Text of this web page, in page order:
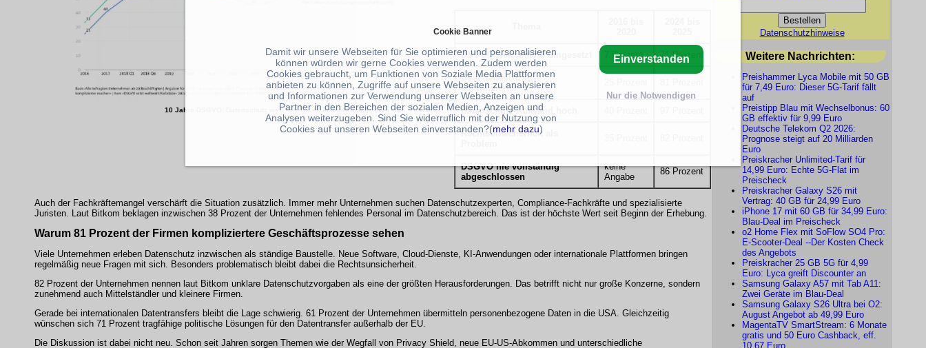
10 Jahre DSGVO: Datenschutz wird für Firmen immer komplizierter -Bild: © Bitkom
DSGVO weitgehend umgesetzt 7 Prozent 71 Prozent
Geschäftsprozesse
komplizierter
Datenschutz-Aufwand hoch
Rechtsunsicherheit als
DSGVO nie vollständig
abgeschlossen
keine
Angabe
86 Prozent
Auch der Fachkräftemangel verschärft die Situation zusätzlich. Immer mehr Unternehmen suchen Datenschutzexperten, Compliance-Fachkräfte und spezialisierte
Juristen. Laut Bitkom beklagen inzwischen 38 Prozent der Unternehmen fehlendes Personal im Datenschutzbereich. Das ist der höchste Wert seit Beginn der Erhebung.
Warum 81 Prozent der Firmen kompliziertere Geschäftsprozesse sehen
Viele Unternehmen erleben Datenschutz inzwischen als ständige Baustelle. Neue Software, Cloud-Dienste, KI-Anwendungen oder internationale Plattformen bringen
regelmäßig neue Fragen mit sich. Besonders problematisch bleibt dabei die Rechtsunsicherheit.
82 Prozent der Unternehmen nennen laut Bitkom unklare Datenschutzvorgaben als eine der größten Herausforderungen. Das betrifft nicht nur große Konzerne, sondern
zunehmend auch Mittelständler und kleinere Firmen.
Gerade bei internationalen Datentransfers bleibt die Lage schwierig. 61 Prozent der Unternehmen übermitteln personenbezogene Daten in die USA. Gleichzeitig
wünschen sich 71 Prozent tragfähige politische Lösungen für den Datentransfer außerhalb der EU.
Die Diskussion ist dabei nicht neu. Schon seit Jahren sorgen Themen wie der Wegfall von Privacy Shield, neue EU-US-Abkommen und unterschiedliche
Datenschutzhinweise
Weitere Nachrichten:
Preishammer Lyca Mobile mit 50 GB
für 7,49 Euro: Dieser 5G-Tarif fällt
auf
Preistipp Blau mit Wechselbonus: 60
GB effektiv für 9,99 Euro
Deutsche Telekom Q2 2026:
Prognose steigt auf 20 Milliarden
Euro
Preiskracher Unlimited-Tarif für
14,99 Euro: Echte 5G-Flat im
Preischeck
Preiskracher Galaxy S26 mit
Vertrag: 40 GB für 24,99 Euro
iPhone 17 mit 60 GB für 34,99 Euro:
Blau-Deal im Preischeck
o2 Home Flex mit SoFlow SO4 Pro:
E-Scooter-Deal --Der Kosten Check
des Angebots
Preiskracher 25 GB 5G für 4,99
Euro: Lyca greift Discounter an
Samsung Galaxy A57 mit Tab A11:
Zwei Geräte im Blau-Deal
Samsung Galaxy S26 Ultra bei O2:
August Angebot ab 49,99 Euro
MagentaTV SmartStream: 6 Monate
gratis und 50 Euro Cashback, eff.
10,67 Euro
Cookie Banner
Damit wir unsere Webseiten für Sie optimieren und personalisieren
können würden wir gerne Cookies verwenden. Zudem werden
Cookies gebraucht, um Funktionen von Soziale Media Plattformen
anbieten zu können, Zugriffe auf unsere Webseiten zu analysieren
und Informationen zur Verwendung unserer Webseiten an unsere
Partner in den Bereichen der sozialen Medien, Anzeigen und
Analysen weiterzugeben. Sind Sie widerruflich mit der Nutzung von
Cookies auf unseren Webseiten einverstanden?(mehr dazu)
Einverstanden
Nur die Notwendigen